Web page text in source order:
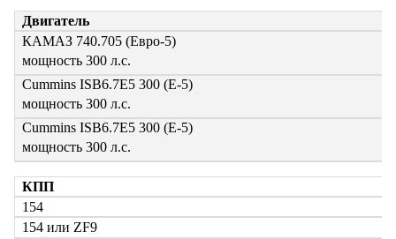
Двигатель
КАМАЗ 740.705 (Евро-5)
мощность 300 л.с.
Cummins ISB6.7E5 300 (Е-5)
мощность 300 л.с.
Cummins ISB6.7E5 300 (Е-5)
мощность 300 л.с.
КПП
154
154 или ZF9